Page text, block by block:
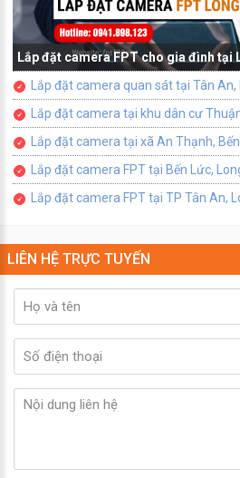
Lắp đặt camera FPT cho gia đình tại
Lắp đặt camera quan sát tại Tân An,
Lắp đặt camera tại khu dân cư
Lắp đặt camera tại xã An Thạnh,
Lắp đặt camera FPT tại Bến Lức,
Lắp đặt camera FPT tại TP Tân An,
LIÊN HỆ TRỰC TUYẾN